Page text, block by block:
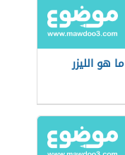
ما هو الليزر